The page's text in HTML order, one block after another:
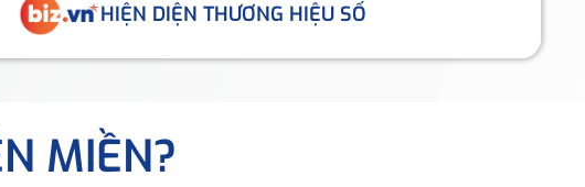
HIỆN DIỆN THƯƠNG HIỆU SỐ
MIỀN?